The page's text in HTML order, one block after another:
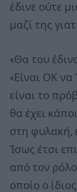
έδινε ούτε
μαζί της
«Θα του
«Είναι ΟΚ να
είναι το
θα έχει
στη φυλακή,
Ίσως έτσι
από τον
οποίο ο